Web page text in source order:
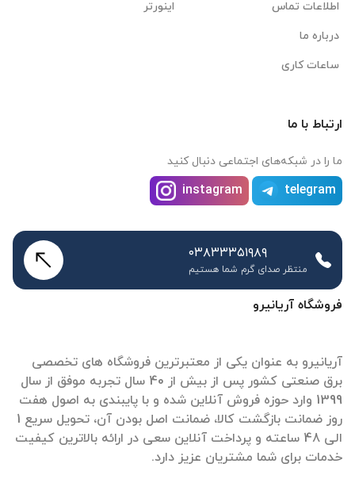
فروشگاه آریانیرو
آریانیرو به عنوان یکی از معتبرترین فروشگاه های تخصصی
برق صنعتی کشور پس از بیش از 40 سال تجربه موفق از سال
1399 وارد حوزه فروش آنلاین شده و با پایبندی به اصول هفت
روز ضمانت بازگشت کالا، ضمانت اصل بودن آن، تحویل سریع 1
الی 48 ساعته و پرداخت آنلاین سعی در ارائه بالاترین کیفیت
خدمات برای شما مشتریان عزیز دارد.
اطلاعات تماس
درباره ما
ساعات کاری
اینورتر
ارتباط با ما
ما را در شبکه‌های اجتماعی دنبال کنید
telegram
instagram
۰۳۸۳۳۳۵۱۹۸۹
منتظر صدای گرم شما هستیم